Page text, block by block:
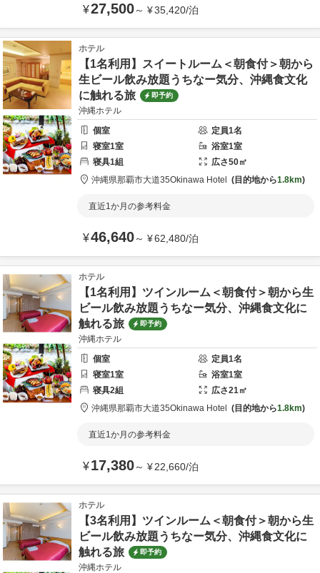
¥27,500～ ¥35,420/泊
ホテル
【1名利用】スイートルーム＜朝食付＞朝から
生ビール飲み放題うちなー気分、沖縄食文化
に触れる旅
即予約
沖縄ホテル
個室
定員1名
寝室1室 浴室1室
寝具1組 広さ50㎡
沖縄県那覇市大道35Okinawa Hotel 目的地から1.8km
直近1か月の参考料金
¥46,640～ ¥62,480/泊
ホテル
【1名利用】ツインルーム＜朝食付＞朝から生
ビール飲み放題うちなー気分、沖縄食文化に
触れる旅
即予約
沖縄ホテル
個室
定員1名
寝室1室 浴室1室
寝具2組 広さ21㎡
沖縄県那覇市大道35Okinawa Hotel 目的地から1.8km
直近1か月の参考料金
¥17,380～ ¥22,660/泊
ホテル
【3名利用】ツインルーム＜朝食付＞朝から生
ビール飲み放題うちなー気分、沖縄食文化に
触れる旅
即予約
沖縄ホテル